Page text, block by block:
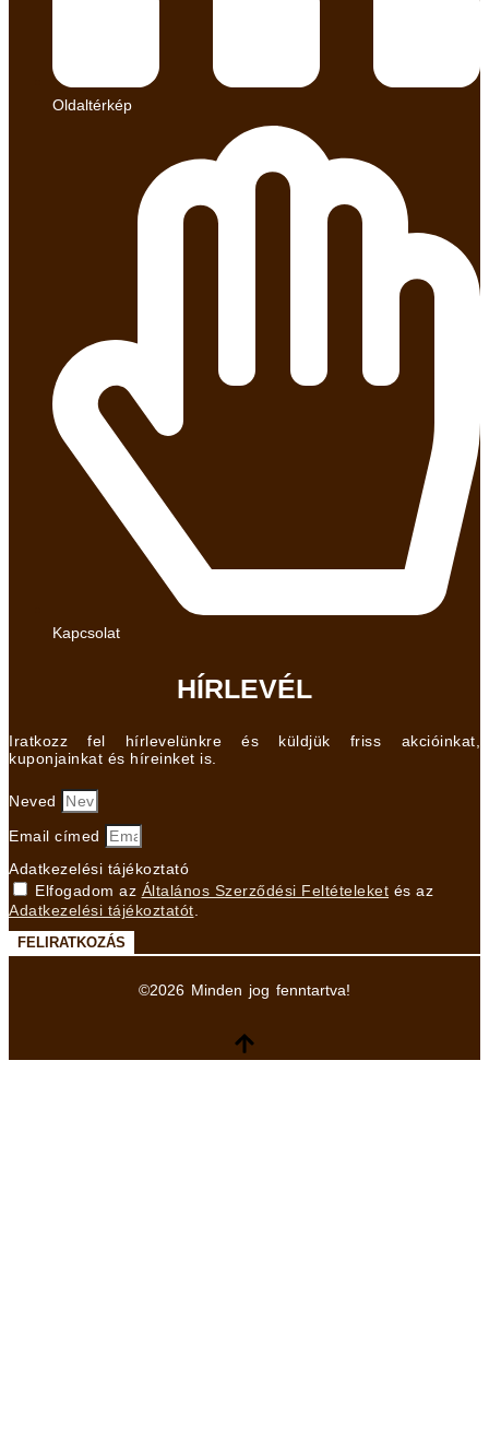
Oldaltérkép
Kapcsolat
HÍRLEVÉL
Iratkozz fel hírlevelünkre és küldjük friss akcióinkat,
kuponjainkat és híreinket is.
Neved
Email címed
Adatkezelési tájékoztató
Elfogadom az Általános Szerződési Feltételeket és az
Adatkezelési tájékoztatót
FELIRATKOZÁS
©2026 Minden jog fenntartva!